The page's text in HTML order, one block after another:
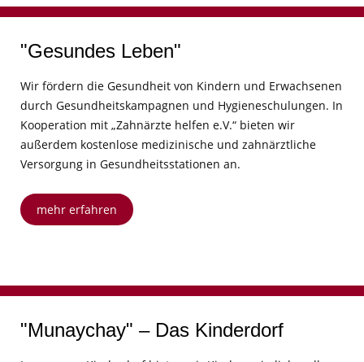
"Gesundes Leben"
Wir fördern die Gesundheit von Kindern und Erwachsenen
durch Gesundheitskampagnen und Hygieneschulungen. In
Kooperation mit „Zahnärzte helfen e.V.“ bieten wir
außerdem kostenlose medizinische und zahnärztliche
Versorgung in Gesundheitsstationen an.
mehr erfahren
"Munaychay" – Das Kinderdorf